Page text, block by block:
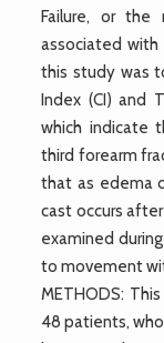
Failure, or the
associated
this study was
Index (CI) and
which indicate
third forearm
that as edema
cast occurs
examined
to movement
METHODS:
48 patients,